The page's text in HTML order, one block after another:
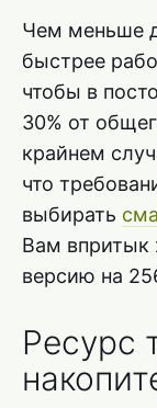
Чем меньше
быстрее
чтобы в
30% от
крайнем
что
выбирать
Вам впритык
версию на
Ресурс